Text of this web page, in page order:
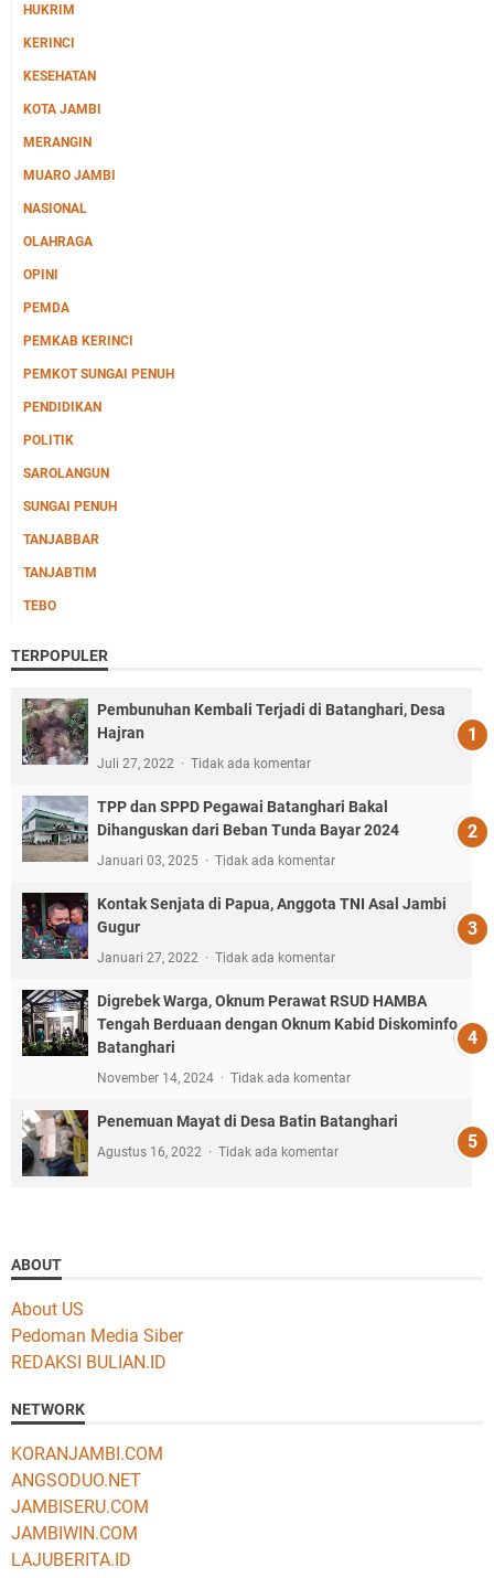
HUKRIM
KERINCI
KESEHATAN
KOTA JAMBI
MERANGIN
MUARO JAMBI
NASIONAL
OLAHRAGA
OPINI
PEMDA
PEMKAB KERINCI
PEMKOT SUNGAI PENUH
PENDIDIKAN
POLITIK
SAROLANGUN
SUNGAI PENUH
TANJABBAR
TANJABTIM
TEBO
TERPOPULER
Pembunuhan Kembali Terjadi di Batanghari, Desa
Hajran
Juli 27, 2022 Tidak ada komentar
TPP dan SPPD Pegawai Batanghari Bakal
Dihanguskan dari Beban Tunda Bayar 2024
Januari 03, 2025 Tidak ada komentar
Kontak Senjata di Papua, Anggota TNI Asal Jambi
Gugur
Januari 27, 2022 Tidak ada komentar
Digrebek Warga, Oknum Perawat RSUD HAMBA
Tengah Berduaan dengan Oknum Kabid Diskominfo
Batanghari
November 14, 2024 Tidak ada komentar
Penemuan Mayat di Desa Batin Batanghari
Agustus 16, 2022 Tidak ada komentar
ABOUT
About US
Pedoman Media Siber
REDAKSI BULIAN.ID
NETWORK
KORANJAMBI.COM
ANGSODUO.NET
JAMBISERU.COM
JAMBIWIN.COM
LAJUBERITA.ID